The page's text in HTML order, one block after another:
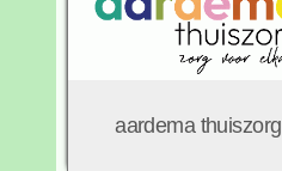
aardema thuiszorg